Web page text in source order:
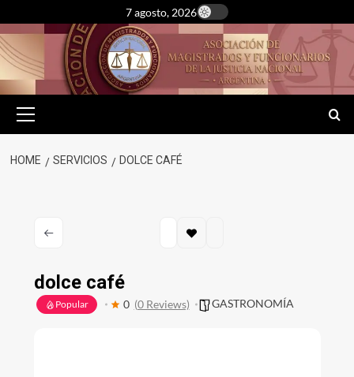
to
content
7 agosto, 2026
Menu
HOME SERVICIOS DOLCE CAFÉ
dolce café
Popular 0 (0 Reviews) GASTRONOMÍA